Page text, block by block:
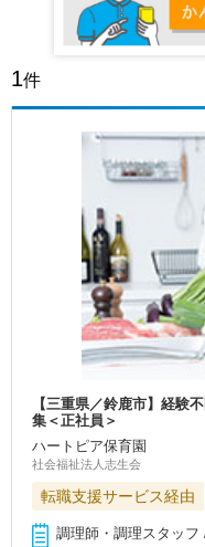
1件
【三重県／鈴鹿市】経験
集＜正社員＞
ハートピア保育園
社会福祉法人志生会
転職支援サービス経由
調理師・調理スタッフ